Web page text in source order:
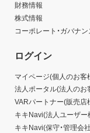
財務情報
株式情報
コーポレート・ガバナン
ログイン
マイページ(個人のお客
法人ポータル(法人のお
VARパートナー(販売店
キキNavi(法人ユーザー
キキNavi(保守・管理会